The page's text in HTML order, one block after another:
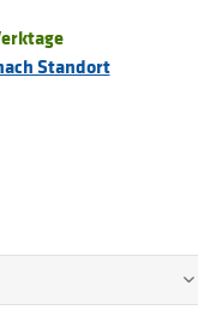
Standort